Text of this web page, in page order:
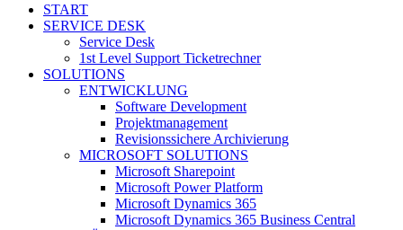
Close
Menu
START
SERVICE DESK
Service Desk
1st Level Support Ticketrechner
SOLUTIONS
ENTWICKLUNG
Software Development
Projektmanagement
Revisionssichere Archivierung
MICROSOFT SOLUTIONS
Microsoft Sharepoint
Microsoft Power Platform
Microsoft Dynamics 365
Microsoft Dynamics 365 Business Central